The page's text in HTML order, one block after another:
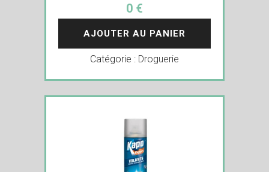
0 €
AJOUTER AU PANIER
Catégorie : Droguerie